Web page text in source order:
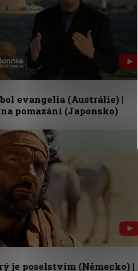
evangelia (Austrálie) |
pomazání (Japonsko)
je poselstvím (Německo) |